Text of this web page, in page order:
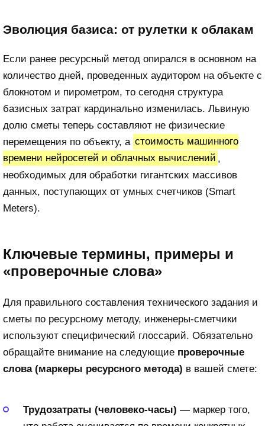
Эволюция базиса: от рулетки к облакам
Если ранее ресурсный метод опирался в основном на
количество дней, проведенных аудитором на объекте с
блокнотом и пирометром, то сегодня структура
базисных затрат кардинально изменилась. Львиную
долю сметы теперь составляют не физические
перемещения по объекту, а стоимость машинного
времени нейросетей и облачных вычислений ,
необходимых для обработки гигантских массивов
данных, поступающих от умных счетчиков (Smart
Meters).
Ключевые термины, примеры и
«проверочные слова»
Для правильного составления технического задания и
сметы по ресурсному методу, инженеры-сметчики
используют специфический глоссарий. Обязательно
обращайте внимание на следующие проверочные
слова (маркеры ресурсного метода) в вашей смете:
Трудозатраты (человеко-часы) — маркер того,